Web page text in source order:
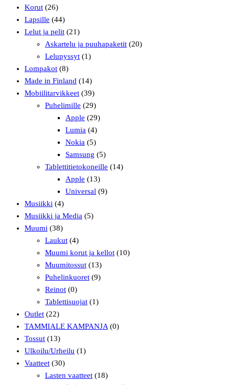
Korut (26)
Lapsille (44)
Lelut ja pelit (21)
Askartelu ja puuhapaketit (20)
Lelupyssyt (1)
Lompakot (8)
Made in Finland (14)
Mobiilitarvikkeet (39)
Puhelimille (29)
Apple (29)
Lumia (4)
Nokia (5)
Samsung (5)
Tablettitietokoneille (14)
Apple (13)
Universal (9)
Musiikki (4)
Musiikki ja Media (5)
Muumi (38)
Laukut (4)
Muumi korut ja kellot (10)
Muumitossut (13)
Puhelinkuoret (9)
Reinot (0)
Tablettisuojat (1)
Outlet (22)
TAMMIALE KAMPANJA (0)
Tossut (13)
Ulkoilu/Urheilu (1)
Vaatteet (30)
Lasten vaatteet (18)